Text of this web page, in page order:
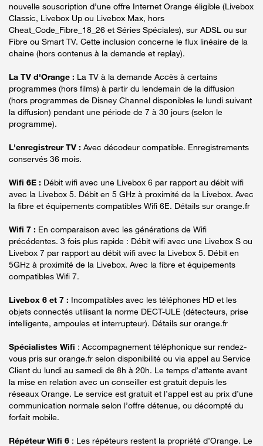
nouvelle souscription d’une offre Internet Orange éligible (Livebox
Classic, Livebox Up ou Livebox Max, hors
Cheat_Code_Fibre_18_26 et Séries Spéciales), sur ADSL ou sur
Fibre ou Smart TV. Cette inclusion concerne le flux linéaire de la
chaine (hors contenus à la demande et replay).
La TV d'Orange : La TV à la demande Accès à certains
programmes (hors films) à partir du lendemain de la diffusion
(hors programmes de Disney Channel disponibles le lundi suivant
la diffusion) pendant une période de 7 à 30 jours (selon le
programme).
L'enregistreur TV : Avec décodeur compatible. Enregistrements
conservés 36 mois.
Wifi 6E : Débit wifi avec une Livebox 6 par rapport au débit wifi
avec la Livebox 5. Débit en 5 GHz à proximité de la Livebox. Avec
la fibre et équipements compatibles Wifi 6E. Détails sur orange.fr
Wifi 7 : En comparaison avec les générations de Wifi
précédentes. 3 fois plus rapide : Débit wifi avec une Livebox S ou
Livebox 7 par rapport au débit wifi avec la Livebox 5. Débit en
5GHz à proximité de la Livebox. Avec la fibre et équipements
compatibles Wifi 7.
Livebox 6 et 7 : Incompatibles avec les téléphones HD et les
objets connectés utilisant la norme DECT-ULE (détecteurs, prise
intelligente, ampoules et interrupteur). Détails sur orange.fr
Spécialistes Wifi : Accompagnement téléphonique sur rendez-
vous pris sur orange.fr selon disponibilité ou via appel au Service
Client du lundi au samedi de 8h à 20h. Le temps d’attente avant
la mise en relation avec un conseiller est gratuit depuis les
réseaux Orange. Le service est gratuit et l’appel est au prix d’une
communication normale selon l’offre détenue, ou décompté du
forfait mobile.
Répéteur Wifi 6 : Les répéteurs restent la propriété d’Orange. Le